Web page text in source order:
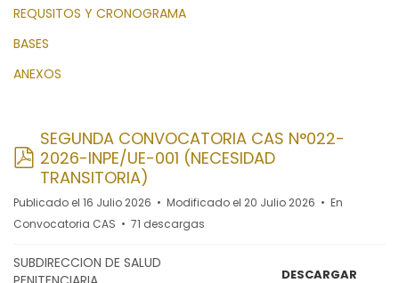
REQUSITOS Y CRONOGRAMA
BASES
ANEXOS
pdf
SEGUNDA CONVOCATORIA CAS N°022-
2026-INPE/UE-001 (NECESIDAD
TRANSITORIA)
Publicado el 16 Julio 2026 Modificado el 20 Julio 2026
En
Convocatoria CAS
71 descargas
DESCARGAR
SUBDIRECCION DE SALUD